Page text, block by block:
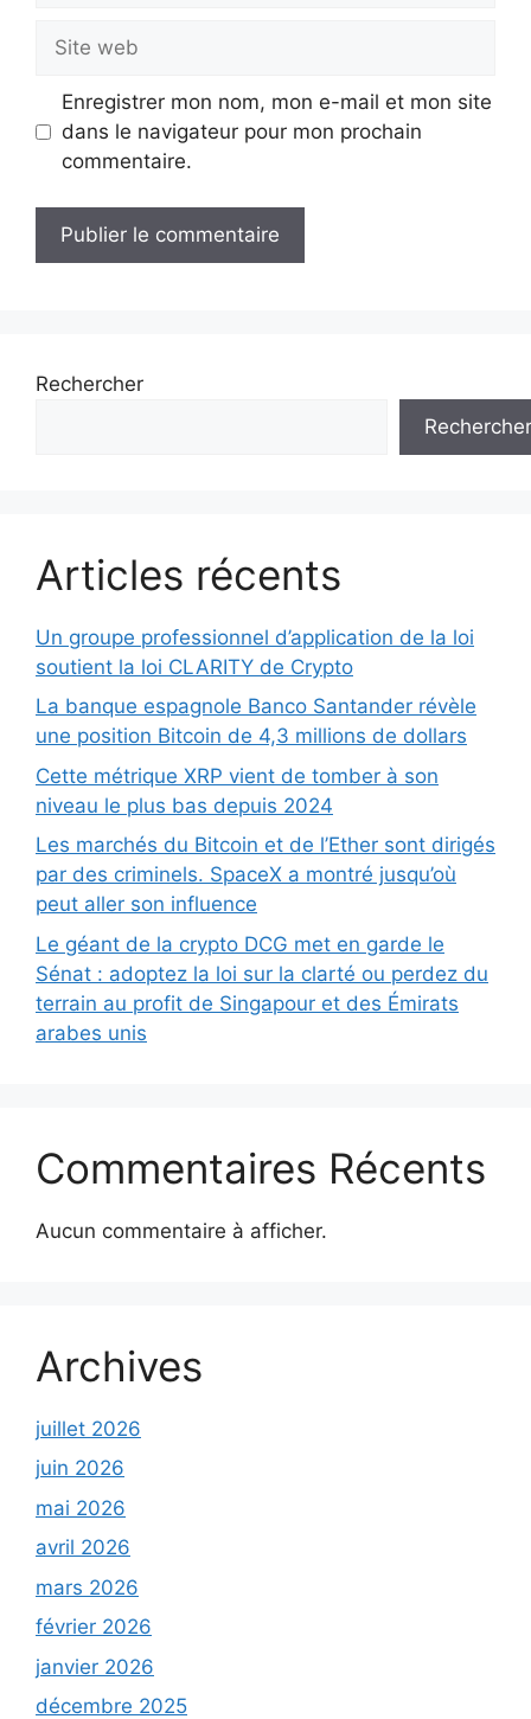
Site
web
Enregistrer mon nom, mon e-mail et mon site
dans le navigateur pour mon prochain
commentaire.
Rechercher
Rechercher
Articles récents
Un groupe professionnel d’application de la loi
soutient la loi CLARITY de Crypto
La banque espagnole Banco Santander révèle
une position Bitcoin de 4,3 millions de dollars
Cette métrique XRP vient de tomber à son
niveau le plus bas depuis 2024
Les marchés du Bitcoin et de l’Ether sont dirigés
par des criminels. SpaceX a montré jusqu’où
peut aller son influence
Le géant de la crypto DCG met en garde le
Sénat : adoptez la loi sur la clarté ou perdez du
terrain au profit de Singapour et des Émirats
arabes unis
Commentaires Récents
Aucun commentaire à afficher.
Archives
juillet 2026
juin 2026
mai 2026
avril 2026
mars 2026
février 2026
janvier 2026
décembre 2025